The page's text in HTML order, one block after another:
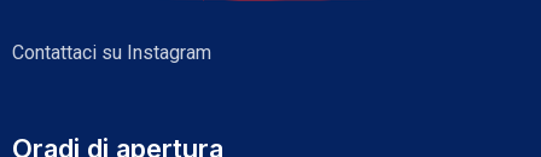
Contattaci su Instagram
Oradi di apertura